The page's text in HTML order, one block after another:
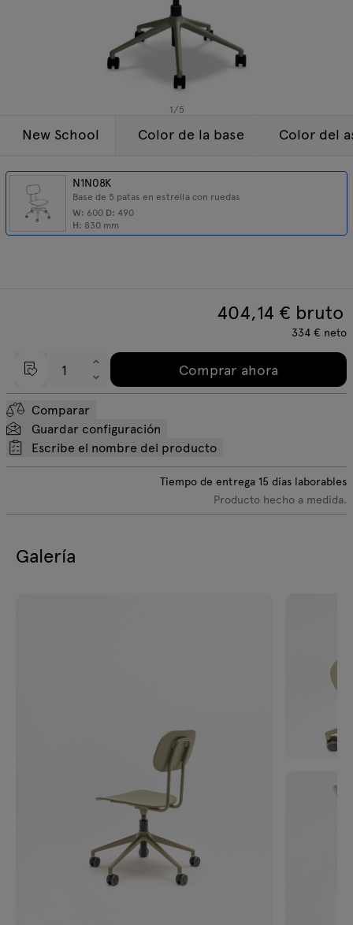
1/5
New School
N1N08K
Base de 5 patas en estrella con ruedas
W: 600 D: 490
H: 830 mm
Color de la base Color del
404,14 € bruto
334€ neto
Comprar ahora
Comparar
Guardar configuración
Escribe el nombre del producto
Tiempo de entrega 15 días laborables
Producto hecho a medida.
Galería